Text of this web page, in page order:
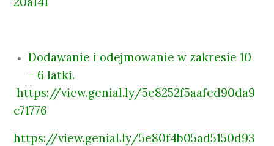
Dodawanie i odejmowanie w zakresie 10
– 6 latki.
https://view.genial.ly/5e8252f5aafed90da9
c71776
https://view.genial.ly/5e80f4b05ad5150d93